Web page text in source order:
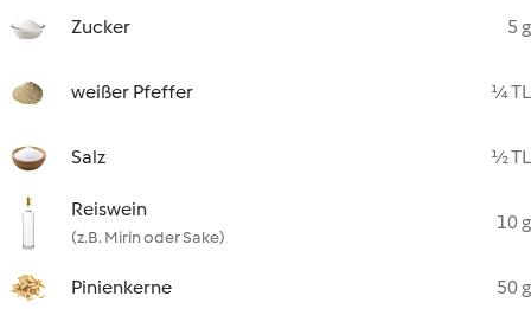
Zucker 5 g
weißer Pfeffer ¼ TL
Salz ½ TL
Reiswein
(z.B. Mirin oder Sake)
10 g
Pinienkerne 50 g